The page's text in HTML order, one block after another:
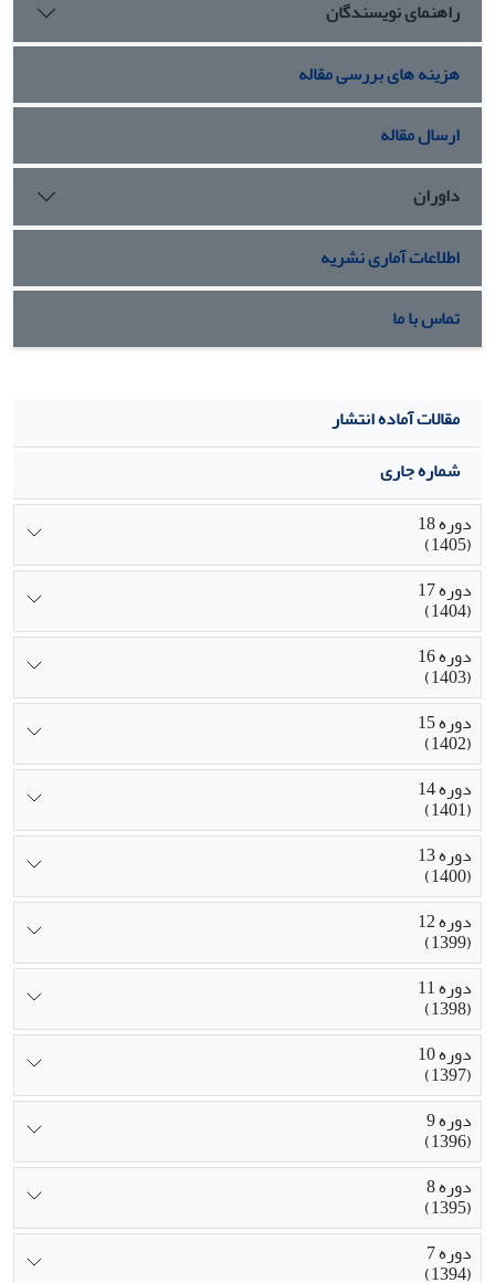
راهنمای نویسندگان
هزینه های بررسی مقاله
ارسال مقاله
داوران
اطلاعات آماری نشریه
تماس با ما
مقالات آماده انتشار
شماره جاری
دوره 18
(1405)
دوره 17
(1404)
دوره 16
(1403)
دوره 15
(1402)
دوره 14
(1401)
دوره 13
(1400)
دوره 12
(1399)
دوره 11
(1398)
دوره 10
(1397)
دوره 9
(1396)
دوره 8
(1395)
دوره 7
(1394)